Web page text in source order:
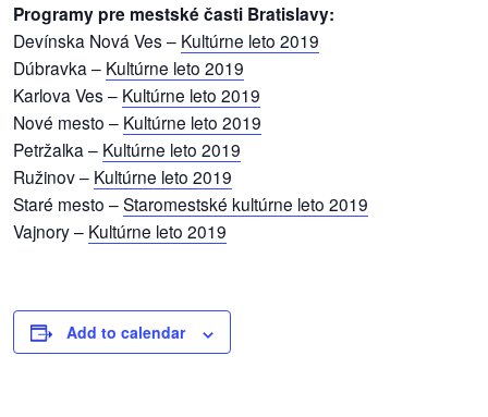
Programy pre mestské časti Bratislavy:
Devínska Nová Ves – Kultúrne leto 2019
Dúbravka – Kultúrne leto 2019
Karlova Ves – Kultúrne leto 2019
Nové mesto – Kultúrne leto 2019
Petržalka – Kultúrne leto 2019
Ružinov – Kultúrne leto 2019
Staré mesto –Staromestské kultúrne leto 2019
Vajnory – Kultúrne leto 2019
Add to calendar